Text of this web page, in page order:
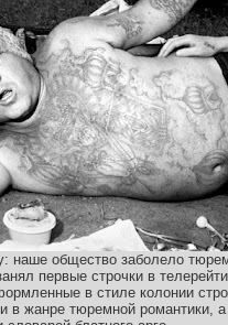
наше общество заболело
первые строчки в
в стиле колонии
в жанре тюремной романтики,